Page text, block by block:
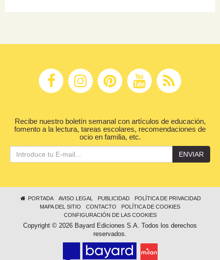
Recibe nuestro boletín semanal con artículos de educación,
fomento a la lectura, tareas escolares, recomendaciones de
ocio en familia, etc.
ENVIAR
PORTADA AVISO LEGAL PUBLICIDAD
POLÍTICA DE PRIVACIDAD
MAPA DEL SITIO
CONTACTO
POLÍTICA DE COOKIES
CONFIGURACIÓN DE LAS COOKIES
Copyright © 2026 Bayard Ediciones S.A. Todos los derechos
reservados.